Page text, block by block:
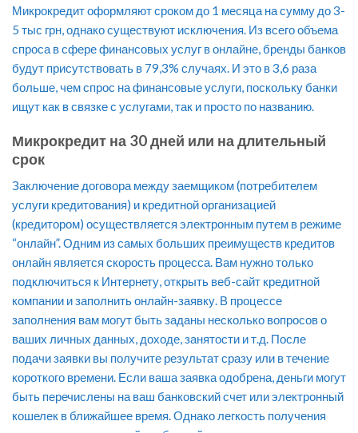
Микрокредит оформляют сроком до 1 месяца на сумму до 3-
5 тыс грн, однако существуют исключения. Из всего объема
спроса в сфере финансовых услуг в онлайне, бренды банков
будут присутствовать в 79,3% случаях. И это в 3,6 раза
больше, чем спрос на финансовые услуги, поскольку банки
ищут как в связке с услугами, так и просто по названию.
Микрокредит на 30 дней или на длительный
срок
Заключение договора между заемщиком (потребителем
услуги кредитования) и кредитной организацией
(кредитором) осуществляется электронным путем в режиме
“онлайн”. Одним из самых больших преимуществ кредитов
онлайн является скорость процесса. Вам нужно только
подключиться к Интернету, открыть веб-сайт кредитной
компании и заполнить онлайн-заявку. В процессе
заполнения вам могут быть заданы несколько вопросов о
ваших личных данных, доходе, занятости и т.д. После
подачи заявки вы получите результат сразу или в течение
короткого времени. Если ваша заявка одобрена, деньги могут
быть перечислены на ваш банковский счет или электронный
кошелек в ближайшее время. Однако легкость получения